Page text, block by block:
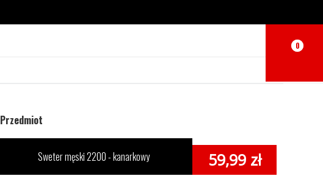
0
0
Przedmiot
Sweter męski 2200 - kanarkowy 59,99 zł